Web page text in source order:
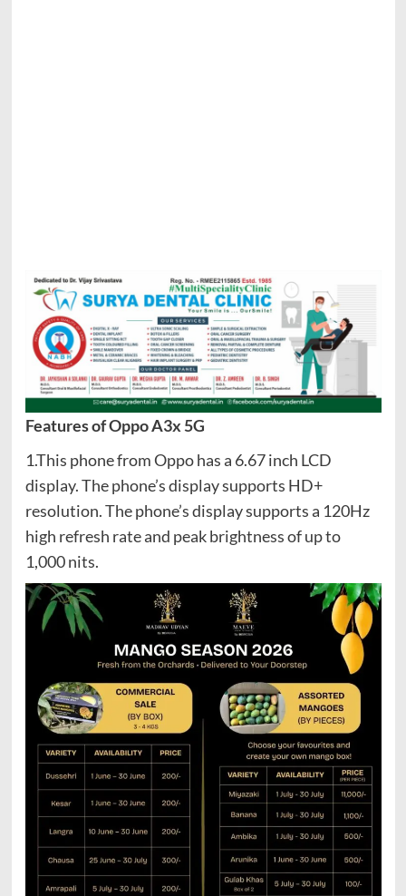
Features of Oppo A3x 5G
1.This phone from Oppo has a 6.67 inch LCD
display. The phone’s display supports HD+
resolution. The phone’s display supports a 120Hz
high refresh rate and peak brightness of up to
1,000 nits.